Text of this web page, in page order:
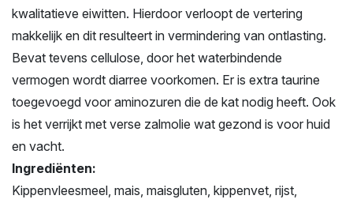
kwalitatieve eiwitten. Hierdoor verloopt de vertering
makkelijk en dit resulteert in vermindering van ontlasting.
Bevat tevens cellulose, door het waterbindende
vermogen wordt diarree voorkomen. Er is extra taurine
toegevoegd voor aminozuren die de kat nodig heeft. Ook
is het verrijkt met verse zalmolie wat gezond is voor huid
en vacht.
Ingrediënten:
Kippenvleesmeel, mais, maisgluten, kippenvet, rijst,